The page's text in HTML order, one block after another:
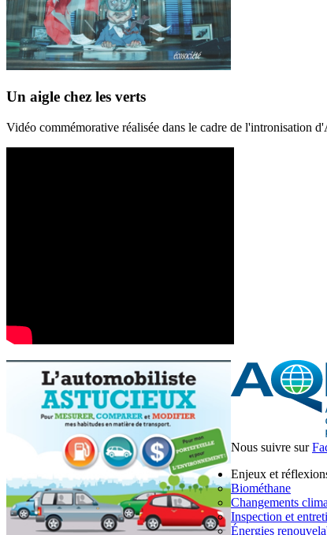
Un aigle chez les verts
Vidéo commémorative réalisée dans le cadre de l'intronisation
Nous suivre sur
Enjeux et
Biométhane
Changements
Inspection et
Énergies